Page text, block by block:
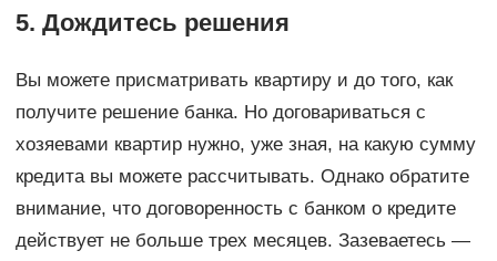
5. Дождитесь решения
Вы можете присматривать квартиру и до того, как
получите решение банка. Но договариваться с
хозяевами квартир нужно, уже зная, на какую сумму
кредита вы можете рассчитывать. Однако обратите
внимание, что договоренность с банком о кредите
действует не больше трех месяцев. Зазеваетесь ―